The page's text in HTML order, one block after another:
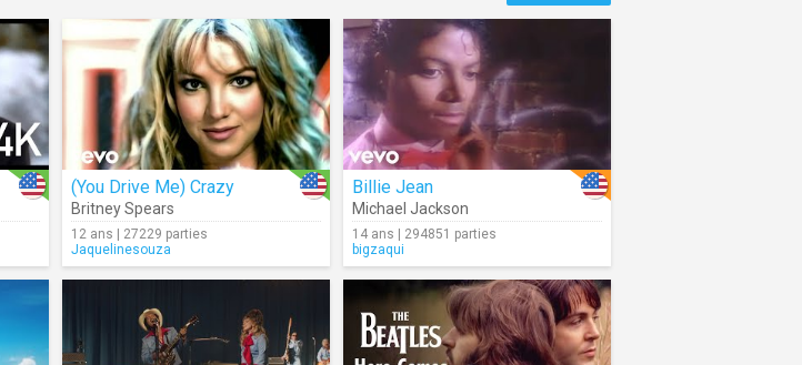
(You Drive Me) Crazy
Britney Spears
12 ans | 27229 parties
Jaquelinesouza
Billie Jean
Michael Jackson
14 ans | 294851 parties
bigzaqui